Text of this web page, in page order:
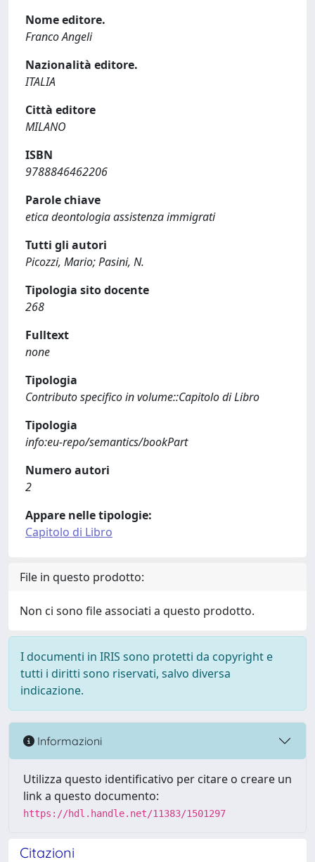
Nome editore.
Franco Angeli
Nazionalità editore.
ITALIA
Città editore
MILANO
ISBN
9788846462206
Parole chiave
etica deontologia assistenza immigrati
Tutti gli autori
Picozzi, Mario; Pasini, N.
Tipologia sito docente
268
Fulltext
none
Tipologia
Contributo specifico in volume::Capitolo di Libro
Tipologia
info:eu-repo/semantics/bookPart
Numero autori
2
Appare nelle tipologie:
Capitolo di Libro
File in questo prodotto:
Non ci sono file associati a questo prodotto.
I documenti in IRIS sono protetti da copyright e
tutti i diritti sono riservati, salvo diversa
indicazione.
Informazioni
Utilizza questo identificativo per citare o creare un
link a questo documento:
https://hdl.handle.net/11383/1501297
Citazioni